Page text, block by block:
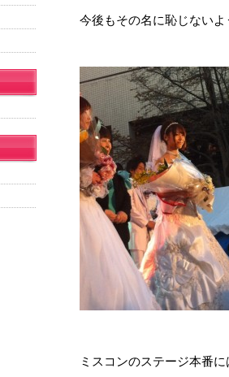
今後もその名に恥じない
ミスコンのステージ本番